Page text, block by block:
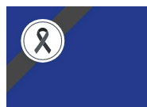
ติดต่อลงโฆษณา Tel: 081 346
เข้าสู่ระบบ